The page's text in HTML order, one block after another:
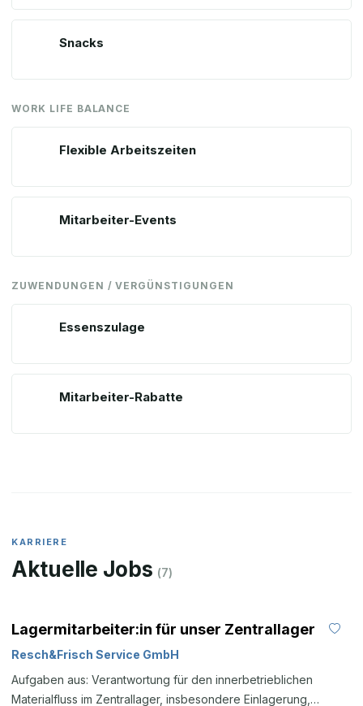
Snacks
WORK LIFE BALANCE
Flexible Arbeitszeiten
Mitarbeiter-Events
ZUWENDUNGEN / VERGÜNSTIGUNGEN
Essenszulage
Mitarbeiter-Rabatte
KARRIERE
Aktuelle Jobs (7)
Lagermitarbeiter:in für unser Zentrallager
Resch&Frisch Service GmbH
Aufgaben aus: Verantwortung für den innerbetrieblichen
Materialfluss im Zentrallager, insbesondere Einlagerung,